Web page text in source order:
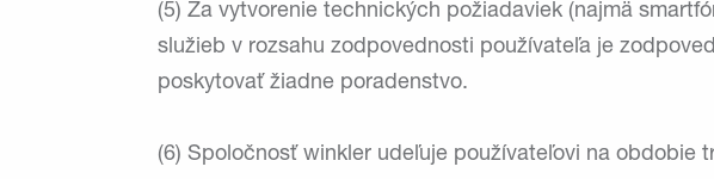
(5) Za vytvorenie technických požiadaviek (najmä
služieb v rozsahu zodpovednosti používateľa je
poskytovať žiadne poradenstvo.
(6) Spoločnosť winkler udeľuje používateľovi na obdobie